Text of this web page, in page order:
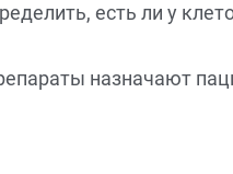
есть ли у
назначают